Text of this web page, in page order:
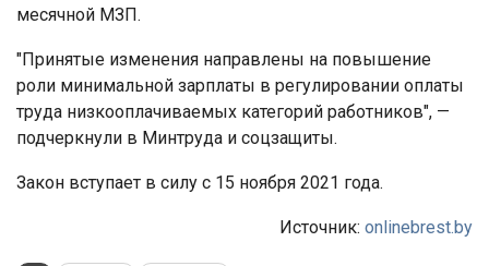
месячной МЗП.
"Принятые изменения направлены на повышение
роли минимальной зарплаты в регулировании оплаты
труда низкооплачиваемых категорий работников", —
подчеркнули в Минтруда и соцзащиты.
Закон вступает в силу с 15 ноября 2021 года.
Источник: onlinebrest.by